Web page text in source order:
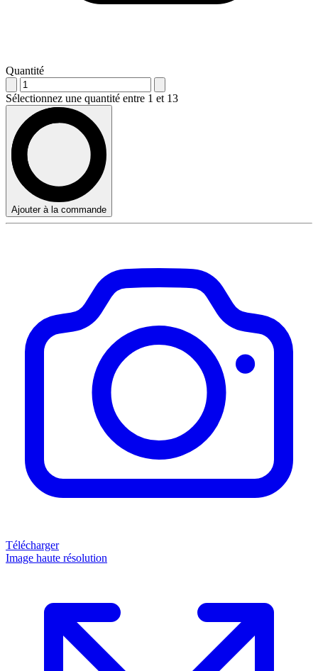
Quantité
Sélectionnez une quantité entre 1 et 13
Ajouter à la commande
Télécharger
Image haute résolution